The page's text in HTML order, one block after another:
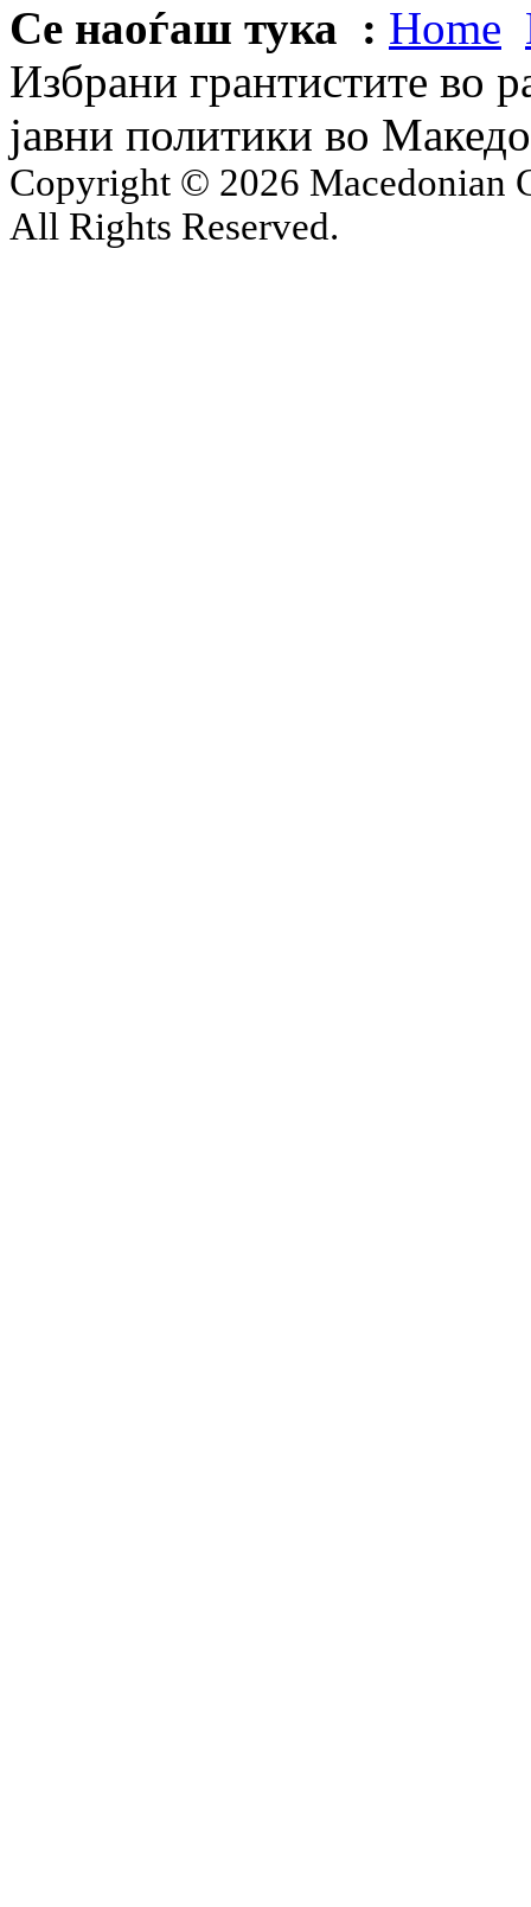
Се наоѓаш тука : Home
Избрани грантистите во
јавни политики во
Copyright © 2026 Macedonian
All Rights Reserved.